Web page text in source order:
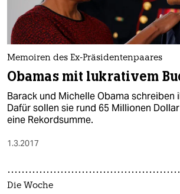
Memoiren des Ex-Präsidentenpaares
Obamas mit lukrativem
Barack und Michelle Obama schreiben
Dafür sollen sie rund 65 Millionen
eine Rekordsumme.
1.3.2017
Die Woche